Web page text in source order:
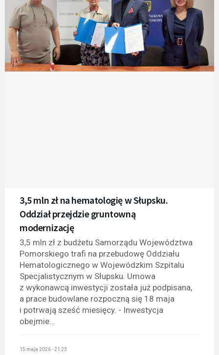
3,5 mln zł na hematologię w Słupsku.
Oddział przejdzie gruntowną
modernizację
3,5 mln zł z budżetu Samorządu Województwa
Pomorskiego trafi na przebudowę Oddziału
Hematologicznego w Wojewódzkim Szpitalu
Specjalistycznym w Słupsku. Umowa
z wykonawcą inwestycji została już podpisana,
a prace budowlane rozpoczną się 18 maja
i potrwają sześć miesięcy. - Inwestycja
obejmie...
15 maja 2026 - 21:23